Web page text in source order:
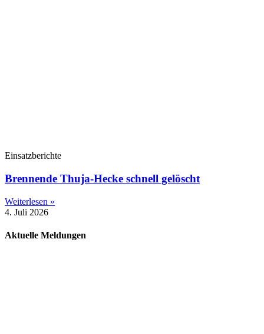
Einsatzberichte
Brennende Thuja-Hecke schnell gelöscht
Weiterlesen »
4. Juli 2026
Aktuelle Meldungen